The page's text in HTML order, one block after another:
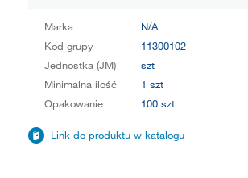
Marka
N/A
Kod grupy
11300102
Jednostka (JM)
szt
Minimalna ilość
1 szt
Opakowanie
100 szt
Link do produktu w katalogu